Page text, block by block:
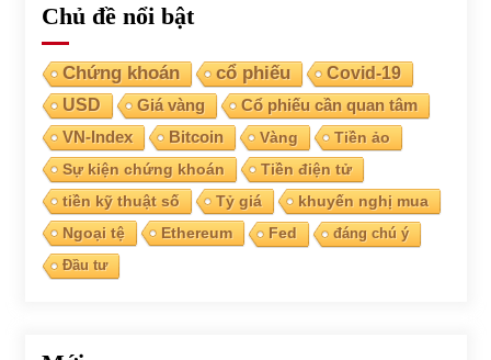
Chủ đề nổi bật
Chứng khoán cổ phiếu
Covid-19
USD
Giá vàng Cổ phiếu cần quan tâm
VN-Index Bitcoin Vàng
Tiền ảo
Sự kiện chứng khoán
Tiền điện tử
tiền kỹ thuật số
Tỷ giá
khuyến nghị mua
Ngoại tệ
Ethereum Fed
đáng chú ý
Đầu tư